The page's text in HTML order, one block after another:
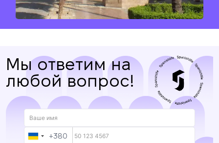
Мы ответим на
любой вопрос!
UKRAINE
+380